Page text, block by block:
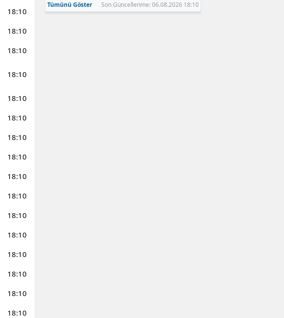
18:10
18:10
18:10
18:10
18:10
18:10
18:10
18:10
18:10
18:10
18:10
18:10
18:10
18:10
18:10
18:10
Tümünü Göster Son Güncellenme: 06.08.2026 18:10